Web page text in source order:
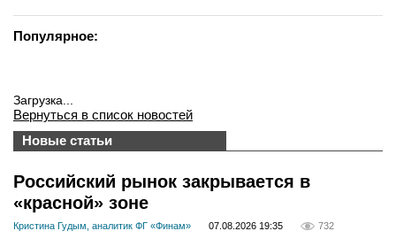
Популярное:
Загрузка...
Вернуться в список новостей
Новые статьи
Российский рынок закрывается в
«красной» зоне
Кристина Гудым, аналитик ФГ «Финам» 07.08.2026 19:35 732